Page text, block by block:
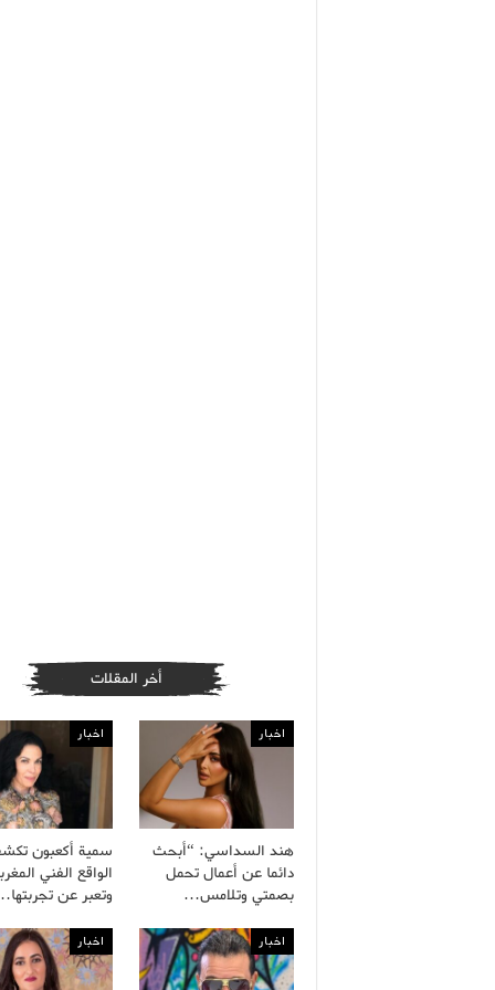
أخر المقلات
اخبار
هند السداسي: “أبحث
دائما عن أعمال تحمل
بصمتي وتلامس…
اخبار
سمية أكعبون
الواقع الفني
وتعبر عن
اخبار اخبار